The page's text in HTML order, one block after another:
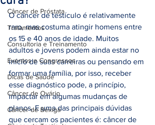
Câncer de Próstata
Tratamentos
Consultoria e Treinamento
Eventos e Congressos
Dicas de Saúde
Câncer de Ovário
Câncer de Bexiga
O câncer de testículo é relativamente
raro, mas costuma atingir homens entre
os 15 e 40 anos de idade. Muitos
adultos e jovens podem ainda estar no
início de suas carreiras ou pensando em
formar uma família, por isso, receber
esse diagnóstico pode, a princípio,
impactar em algumas mudanças de
planos. E uma das principais dúvidas
que cercam os pacientes é: câncer de